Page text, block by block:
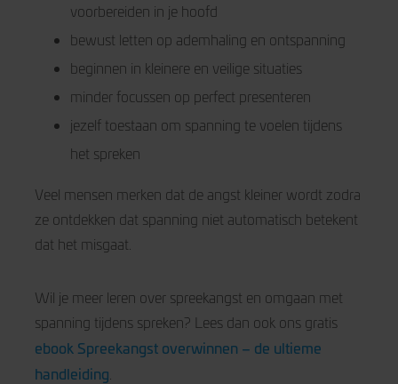
voorbereiden in je hoofd
bewust letten op ademhaling en ontspanning
beginnen in kleinere en veilige situaties
minder focussen op perfect presenteren
jezelf toestaan om spanning te voelen tijdens
het spreken
Veel mensen merken dat de angst kleiner wordt zodra
ze ontdekken dat spanning niet automatisch betekent
dat het misgaat.
Wil je meer leren over spreekangst en omgaan met
spanning tijdens spreken? Lees dan ook ons gratis
ebook Spreekangst overwinnen – de ultieme
handleiding